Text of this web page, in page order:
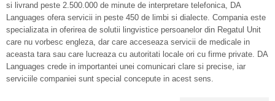
si livrand peste 2.500.000 de minute de interpretare telefonica, DA
Languages ofera servicii in peste 450 de limbi si dialecte. Compania este
specializata in oferirea de solutii lingvistice persoanelor din Regatul Unit
care nu vorbesc engleza, dar care acceseaza servicii de medicale in
aceasta tara sau care lucreaza cu autoritati locale ori cu firme private. DA
Languages crede in importantei unei comunicari clare si precise, iar
serviciile companiei sunt special concepute in acest sens.